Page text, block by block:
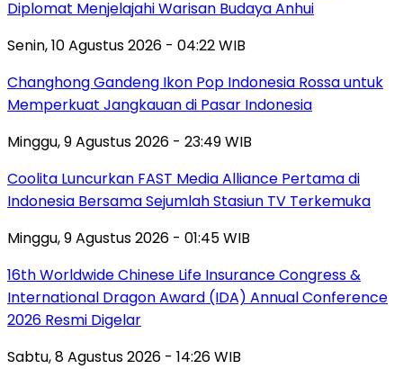
Diplomat Menjelajahi Warisan Budaya Anhui
Senin, 10 Agustus 2026 - 04:22 WIB
Changhong Gandeng Ikon Pop Indonesia Rossa untuk
Memperkuat Jangkauan di Pasar Indonesia
Minggu, 9 Agustus 2026 - 23:49 WIB
Coolita Luncurkan FAST Media Alliance Pertama di
Indonesia Bersama Sejumlah Stasiun TV Terkemuka
Minggu, 9 Agustus 2026 - 01:45 WIB
16th Worldwide Chinese Life Insurance Congress &
International Dragon Award (IDA) Annual Conference
2026 Resmi Digelar
Sabtu, 8 Agustus 2026 - 14:26 WIB